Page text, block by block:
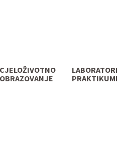
CJELOŽIVOTNO
OBRAZOVANJE
PRAKTIKUMI